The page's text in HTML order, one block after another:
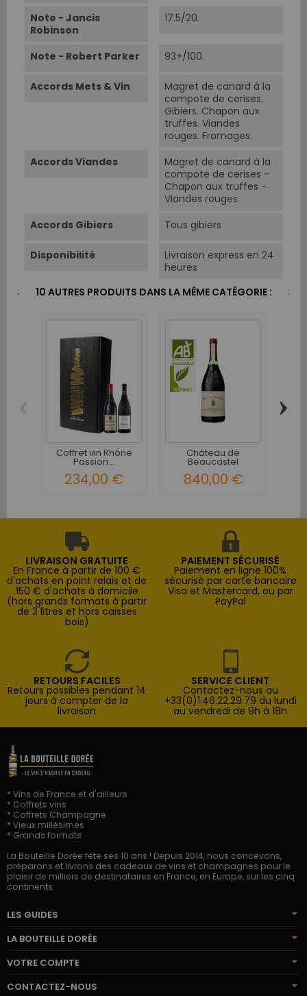
Note - Jancis
Robinson
17.5/20.
Note - Robert Parker 93+/100.
Accords Mets & Vin
Magret de canard à la
compote de cerises.
Gibiers. Chapon aux
truffes. Viandes
rouges. Fromages.
Accords Viandes
Magret de canard à la
compote de cerises -
Chapon aux truffes -
Viandes rouges
Accords Gibiers
Tous gibiers
Disponibilité
Livraison express en 24
heures
10 AUTRES PRODUITS DANS LA MÊME CATÉGORIE :
Coffret vin Rhône
Passion...
234,00 €
Château de
Beaucastel
Pape...
840,00 €
›
LIVRAISON GRATUITE
En France à partir de 100 €
d'achats en point relais et de
150 € d'achats à domicile
(hors grands formats à partir
de 3 litres et hors caisses
bois)
PAIEMENT SÉCURISÉ
Paiement en ligne 100%
sécurisé par carte bancaire
Visa et Mastercard, ou par
PayPal
RETOURS FACILES
Retours possibles pendant 14
jours à compter de la
livraison
SERVICE CLIENT
Contactez-nous au
+33(0)1.46.22.29.79 du lundi
au vendredi de 9h à 18h
* Vins de France et d'ailleurs
* Coffrets vins
* Coffrets Champagne
* Vieux millésimes
* Grands formats
La Bouteille Dorée fête ses 10 ans ! Depuis 2014, nous concevons,
préparons et livrons des cadeaux de vins et champagnes pour le
plaisir de milliers de destinataires en France, en Europe, sur les cinq
continents.
LES GUIDES
LA BOUTEILLE DORÉE
VOTRE COMPTE
CONTACTEZ-NOUS